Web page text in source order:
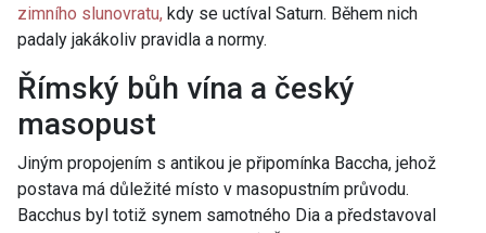
zimního slunovratu, kdy se uctíval Saturn. Během nich
padaly jakákoliv pravidla a normy.
Římský bůh vína a český
masopust
Jiným propojením s antikou je připomínka Baccha, jehož
postava má důležité místo v masopustním průvodu.
Bacchus byl totiž synem samotného Dia a představoval